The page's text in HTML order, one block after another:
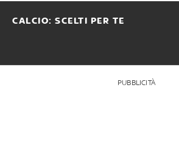
CALCIO: SCELTI PER TE
PUBBLICITÀ